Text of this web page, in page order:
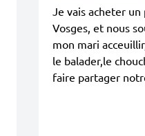
Je vais acheter
Vosges, et nous
mon mari
le balader,le
faire partager